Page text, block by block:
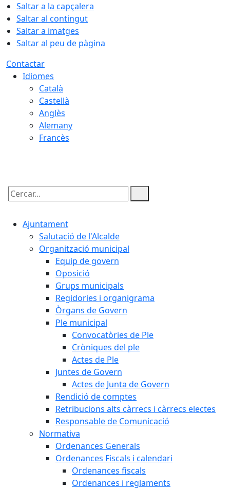
Saltar a la capçalera
Saltar al contingut
Saltar a imatges
Saltar al peu de pàgina
Contactar
Idiomes
Català
Castellà
Anglès
Alemany
Francès
Cercar:
Ajuntament
Salutació de l'Alcalde
Organització municipal
Equip de govern
Oposició
Grups municipals
Regidories i organigrama
Òrgans de Govern
Ple municipal
Convocatòries de Ple
Cròniques del ple
Actes de Ple
Juntes de Govern
Actes de Junta de Govern
Rendició de comptes
Retribucions alts càrrecs i càrrecs electes
Responsable de Comunicació
Normativa
Ordenances Generals
Ordenances Fiscals i calendari
Ordenances fiscals
Ordenances i reglaments